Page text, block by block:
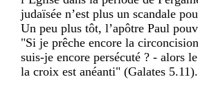
judaïsée n’est plus un scandale
Un peu plus tôt, l’apôtre Paul
"Si je prêche encore la
suis-je encore persécuté ? - alors
la croix est anéanti" (Galates 5.11).